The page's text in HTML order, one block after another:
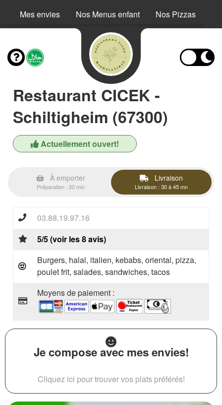
Mes envies Nos Menus enfant Nos Pizzas
Restaurant CICEK -
Schiltigheim (67300)
Actuellement ouvert!
À emporter
Préparation : 20 min
Livraison
Livraison : 30 à 45 mn
03.88.19.97.16
5/5 (voir les 8 avis)
Burgers, halal, italien, kebabs, oriental, pizza,
poulet frit, salades, sandwiches, tacos
Moyens de paiement :
Je compose avec mes envies!
Cliquez ici pour trouver vos plats préférés!